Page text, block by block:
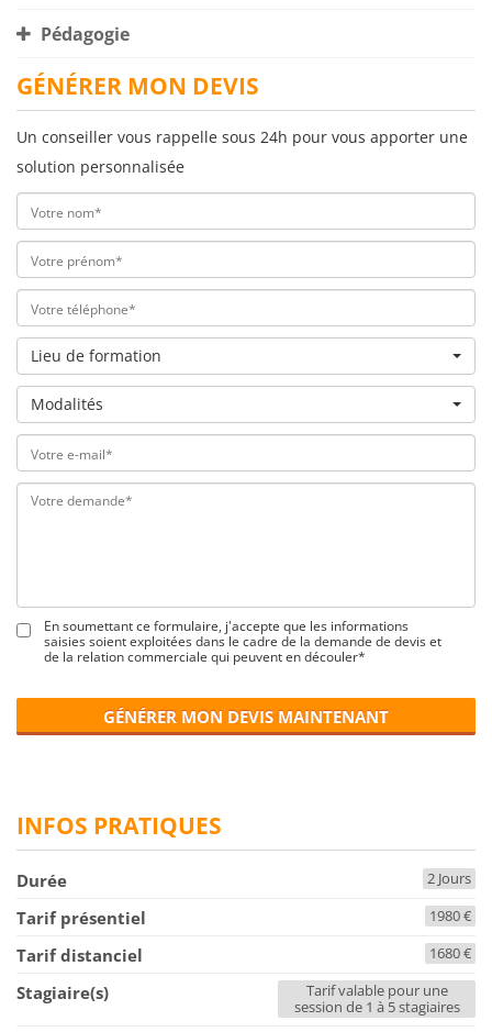
Pédagogie
GÉNÉRER MON DEVIS
Un conseiller vous rappelle sous 24h pour vous apporter une
solution personnalisée
Lieu de formation
Modalités
En soumettant ce formulaire, j'accepte que les informations
saisies soient exploitées dans le cadre de la demande de devis et
de la relation commerciale qui peuvent en découler*
GÉNÉRER MON DEVIS MAINTENANT
INFOS PRATIQUES
Durée 2 Jours
Tarif présentiel 1980 €
Tarif distanciel 1680 €
Stagiaire(s)
Tarif valable pour une
session de 1 à 5 stagiaires